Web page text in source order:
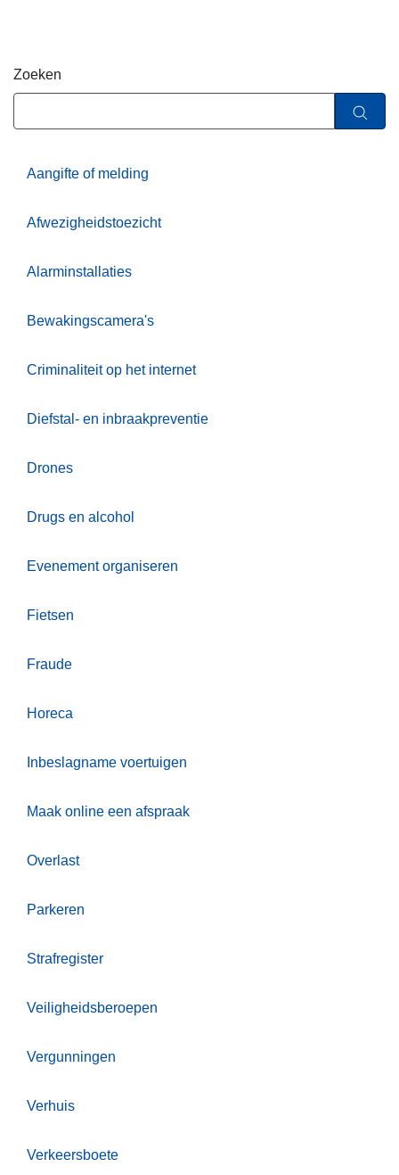
Zoeken
Aangifte of melding
Afwezigheidstoezicht
Alarminstallaties
Bewakingscamera's
Criminaliteit op het internet
Diefstal- en inbraakpreventie
Drones
Drugs en alcohol
Evenement organiseren
Fietsen
Fraude
Horeca
Inbeslagname voertuigen
Maak online een afspraak
Overlast
Parkeren
Strafregister
Veiligheidsberoepen
Vergunningen
Verhuis
Verkeersboete